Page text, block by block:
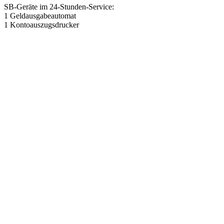
SB-Geräte im 24-Stunden-Service:
1 Geldausgabeautomat
1 Kontoauszugsdrucker